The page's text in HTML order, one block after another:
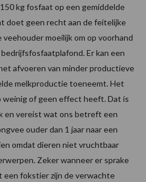
kg fosfaat op een gemiddelde
doet geen recht aan de feitelijke
moeilijk om op voorhand
Er kan een
afvoeren van minder productieve
melkproductie toeneemt. Het
weinig of geen effect heeft. Dat is
en vereist wat ons betreft een
ouder dan 1 jaar naar een
omdat dieren niet vruchtbaar
Zeker wanneer er sprake
een fokstier zijn de verwachte